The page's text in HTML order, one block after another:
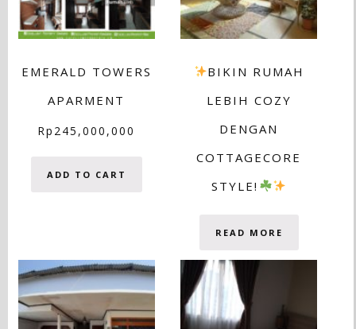
EMERALD TOWERS
APARMENT
Rp 245,000,000
ADD TO CART
BIKIN RUMAH
LEBIH COZY
DENGAN
COTTAGECORE
STYLE!
READ MORE